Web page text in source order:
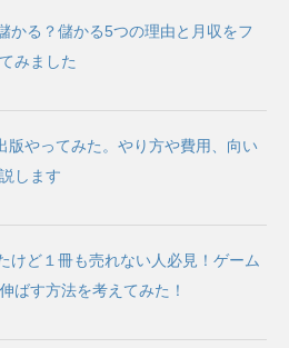
かる？儲かる5つの理由と月収をフ
みました
版やってみた。やり方や費用、向い
します
けど１冊も売れない人必見！ゲーム
ばす方法を考えてみた！